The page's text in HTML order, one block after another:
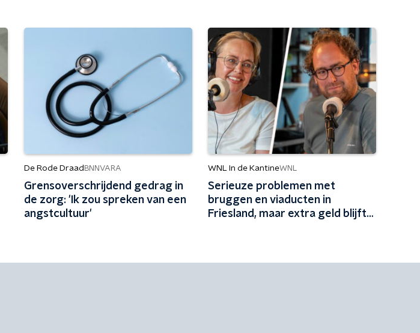
De Rode Draad BNNVARA
Grensoverschrijdend gedrag in
de zorg: 'Ik zou spreken van een
angstcultuur'
WNL In de KantineWNL
Serieuze problemen met
bruggen en viaducten in
Friesland, maar extra geld blijft